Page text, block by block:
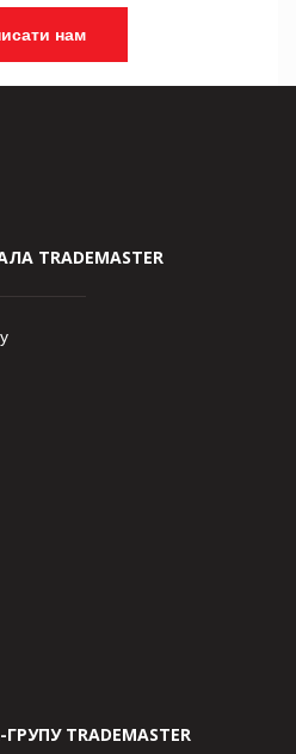
нам
TRADEMASTER
TRADEMASTER